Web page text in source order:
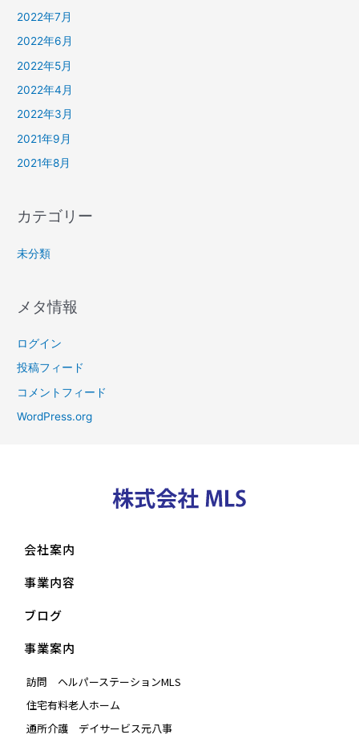
2022年7月
2022年6月
2022年5月
2022年4月
2022年3月
2021年9月
2021年8月
カテゴリー
未分類
メタ情報
ログイン
投稿フィード
コメントフィード
WordPress.org
会社案内
事業内容
ブログ
事業案内
訪問 ヘルパーステーションMLS
住宅有料老人ホーム
通所介護 デイサービス元八事